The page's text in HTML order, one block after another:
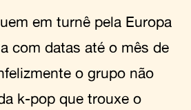
em turnê pela Europa
com datas até o mês de
o grupo não
k-pop que trouxe o